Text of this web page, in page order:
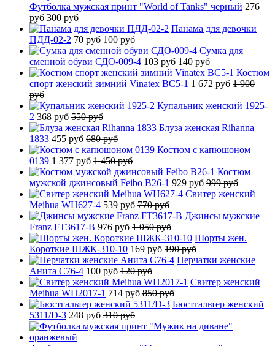
Футболка мужская принт "World of Tanks" черный 276
руб 300 руб
Панама для девочки
ПДД-02-2 70 руб 100 руб
Сумка для
сменной обуви СДО-009-4 103 руб 140 руб
Костюм
спорт женский зимний Vinatex BC5-1 1 672 руб 1 900
руб
Купальник женский 1925-
2 368 руб 550 руб
Блуза женская Rihanna
1833 455 руб 680 руб
Костюм с капюшоном
0139 1 377 руб 1 450 руб
Костюм
мужской джинсовый Feibo B26-1 929 руб 999 руб
Свитер женский
Meihua WH627-4 539 руб 770 руб
Джинсы мужские
Franz FT3617-B 976 руб 1 050 руб
Шорты жен.
Короткие ШЖК-310-10 169 руб 190 руб
Перчатки женские
Анита C76-4 100 руб 120 руб
Свитер женский
Meihua WH2017-1 714 руб 850 руб
Бюстгальтер женский
5311/D-3 248 руб 310 руб